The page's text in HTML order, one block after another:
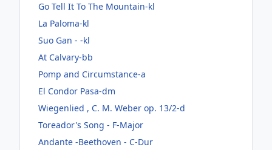
Go Tell It To The Mountain-kl
La Paloma-kl
Suo Gan - -kl
At Calvary-bb
Pomp and Circumstance-a
El Condor Pasa-dm
Wiegenlied , C. M. Weber op. 13/2-d
Toreador's Song - F-Major
Andante -Beethoven - C-Dur